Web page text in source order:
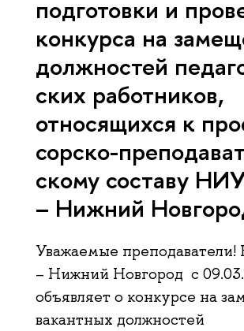
подготовки и
конкурса на
должностей
ских работников,
относящихся к
сор­ско-
ско­му составу
– Нижний
Уважаемые
– Нижний Новгород с
объявляет о конкурсе на
вакантных должностей